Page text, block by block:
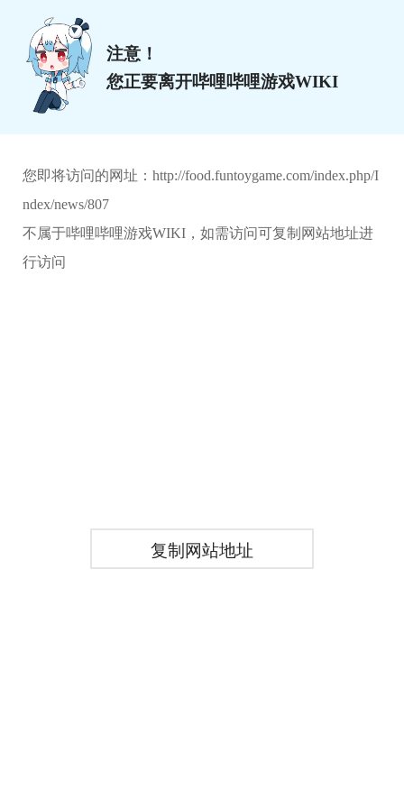
注意！
您正要离开哔哩哔哩游戏WIKI
您即将访问的网址： http://food.funtoygame.com/index.php/I
ndex/news/807
不属于哔哩哔哩游戏WIKI，如需访问可复制网站地址进
行访问
复制网站地址